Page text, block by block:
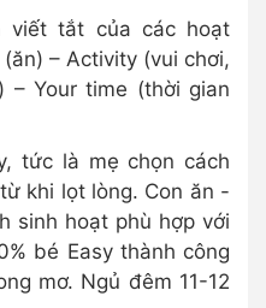
viết tắt của các hoạt
– Activity (vui chơi,
– Your time (thời gian
tức là mẹ chọn cách
khi lọt lòng. Con ăn -
sinh hoạt phù hợp với
bé Easy thành công
mơ. Ngủ đêm 11-12